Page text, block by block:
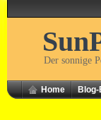
Der sonnige
Home